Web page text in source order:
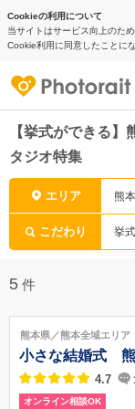
Cookieの利用について
当サイトはサービス向上のた
Cookie利用に同意したことに
【挙式ができる
タジオ特集
エリア 熊
こだわり 挙
5 件
熊本県／熊本全域エリア
小さな結婚式
4.7
オンライン相談OK